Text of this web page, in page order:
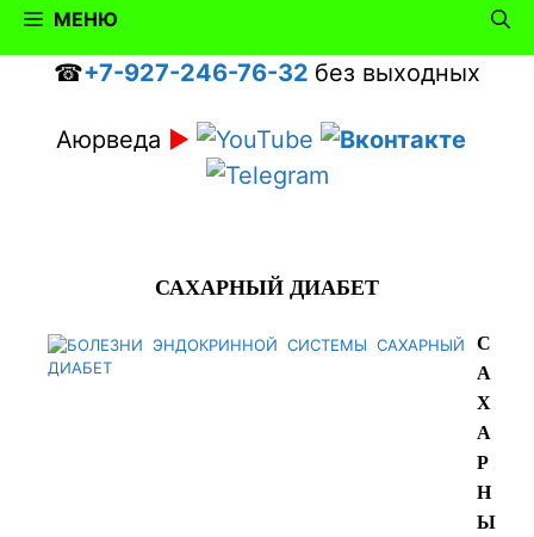
МЕНЮ
☎+7-927-246-76-32 без выходных
Аюрведа ►
САХАРНЫЙ ДИАБЕТ
С
А
Х
А
Р
Н
Ы